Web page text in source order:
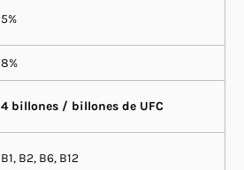
5%
8%
4 billones / billones de UFC
B1, B2, B6, B12